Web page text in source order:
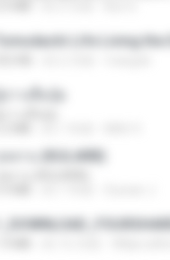
กุหลาบ (KULARB)